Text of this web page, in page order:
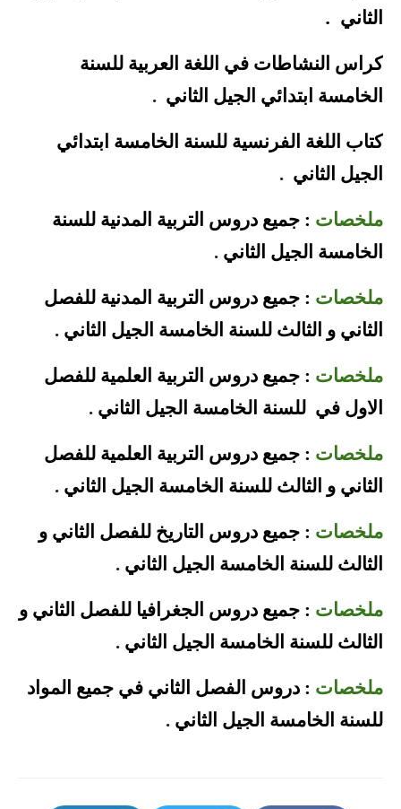
الثاني .
كراس النشاطات في اللغة العربية للسنة
الخامسة ابتدائي الجيل الثاني .
كتاب اللغة الفرنسية للسنة الخامسة ابتدائي
الجيل الثاني .
ملخصات : جميع دروس التربية المدنية للسنة
الخامسة الجيل الثاني .
ملخصات : جميع دروس التربية المدنية للفصل
الثاني و الثالث للسنة الخامسة الجيل الثاني .
ملخصات : جميع دروس التربية العلمية للفصل
الاول في للسنة الخامسة الجيل الثاني .
ملخصات : جميع دروس التربية العلمية للفصل
الثاني و الثالث للسنة الخامسة الجيل الثاني .
ملخصات : جميع دروس التاريخ للفصل الثاني و
الثالث للسنة الخامسة الجيل الثاني .
ملخصات : جميع دروس الجغرافيا للفصل الثاني و
الثالث للسنة الخامسة الجيل الثاني .
ملخصات : دروس الفصل الثاني في جميع المواد
للسنة الخامسة الجيل الثاني .